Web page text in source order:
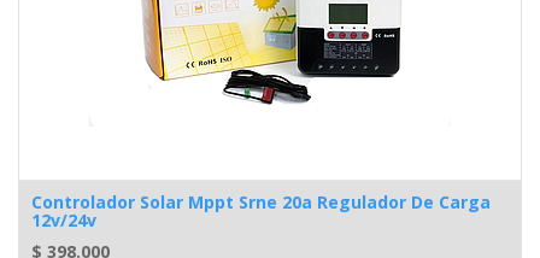
Controlador Solar Mppt Srne 20a Regulador De Carga
12v/24v
$ 398.000